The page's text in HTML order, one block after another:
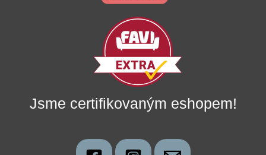
Jsme certifikovaným eshopem!